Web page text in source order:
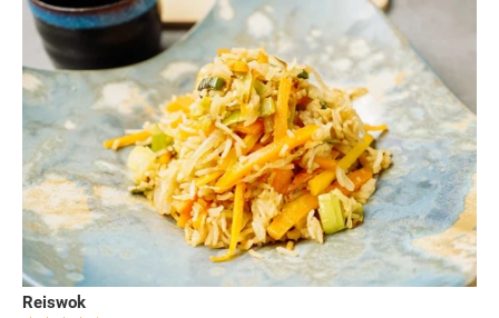
Reiswok